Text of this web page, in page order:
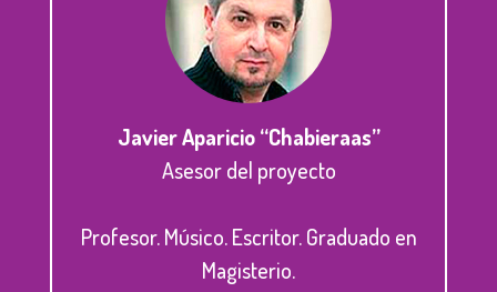
Javier Aparicio “Chabieraas”
Asesor del proyecto
Profesor. Músico. Escritor. Graduado en
Magisterio.